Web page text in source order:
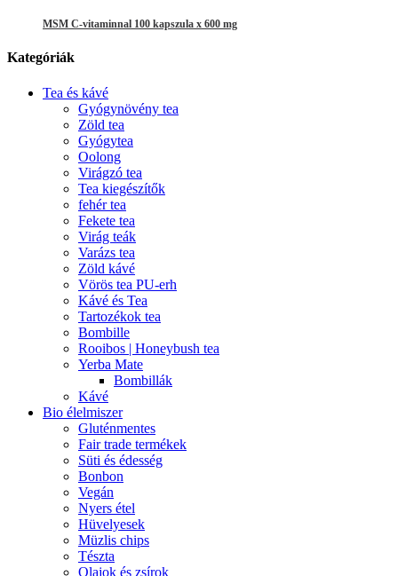
MSM C-vitaminnal 100 kapszula x 600 mg
Kategóriák
Tea és kávé
Gyógynövény tea
Zöld tea
Gyógytea
Oolong
Virágzó tea
Tea kiegészítők
fehér tea
Fekete tea
Virág teák
Varázs tea
Zöld kávé
Vörös tea PU-erh
Kávé és Tea
Tartozékok tea
Bombille
Rooibos | Honeybush tea
Yerba Mate
Bombillák
Kávé
Bio élelmiszer
Gluténmentes
Fair trade termékek
Süti és édesség
Bonbon
Vegán
Nyers étel
Hüvelyesek
Müzlis chips
Tészta
Olajok és zsírok